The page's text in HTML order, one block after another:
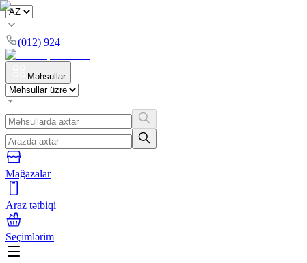
(012) 924
Məhsullar
Mağazalar
Araz tətbiqi
Seçimlərim